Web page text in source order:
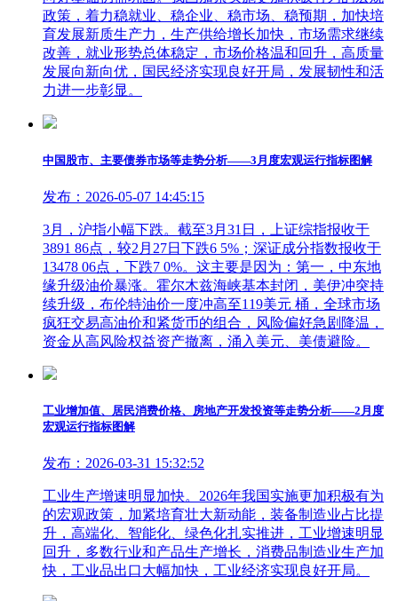
政策，着力稳就业、稳企业、稳市场、稳预期，加快培
育发展新质生产力，生产供给增长加快，市场需求继续
改善，就业形势总体稳定，市场价格温和回升，高质量
发展向新向优，国民经济实现良好开局，发展韧性和活
力进一步彰显。
中国股市、主要债券市场等走势分析——3月度宏观运行指标图解
发布：2026-05-07 14:45:15
3月，沪指小幅下跌。截至3月31日，上证综指报收于
3891 86点，较2月27日下跌6 5%；深证成分指数报收于
13478 06点，下跌7 0%。这主要是因为：第一，中东地
缘升级油价暴涨。霍尔木兹海峡基本封闭，美伊冲突持
续升级，布伦特油价一度冲高至119美元 桶，全球市场
疯狂交易高油价和紧货币的组合，风险偏好急剧降温，
资金从高风险权益资产撤离，涌入美元、美债避险。
工业增加值、居民消费价格、房地产开发投资等走势分析——2月度
宏观运行指标图解
发布：2026-03-31 15:32:52
工业生产增速明显加快。2026年我国实施更加积极有为
的宏观政策，加紧培育壮大新动能，装备制造业占比提
升，高端化、智能化、绿色化扎实推进，工业增速明显
回升，多数行业和产品生产增长，消费品制造业生产加
快，工业品出口大幅加快，工业经济实现良好开局。